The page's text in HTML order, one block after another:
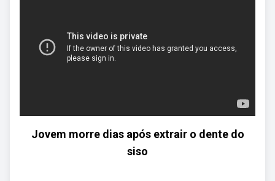
Jovem morre dias após extrair o dente do
siso